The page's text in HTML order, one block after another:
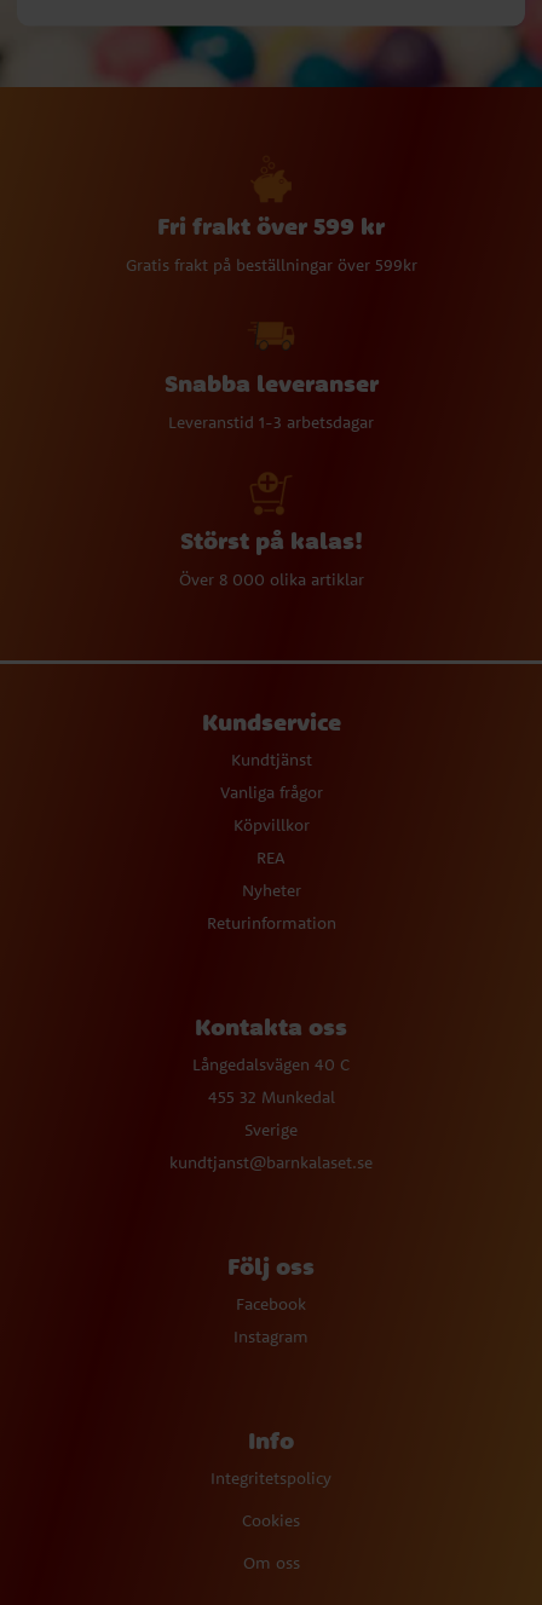
Fri frakt över 599 kr
Gratis frakt på beställningar över 599kr
Snabba leveranser
Leveranstid 1-3 arbetsdagar
Störst på kalas!
Över 8 000 olika artiklar
Kundservice
Kundtjänst
Vanliga frågor
Köpvillkor
REA
Nyheter
Returinformation
Kontakta oss
Långedalsvägen 40 C
455 32 Munkedal
Sverige
kundtjanst@barnkalaset.se
Följ oss
Facebook
Instagram
Info
Integritetspolicy
Cookies
Om oss